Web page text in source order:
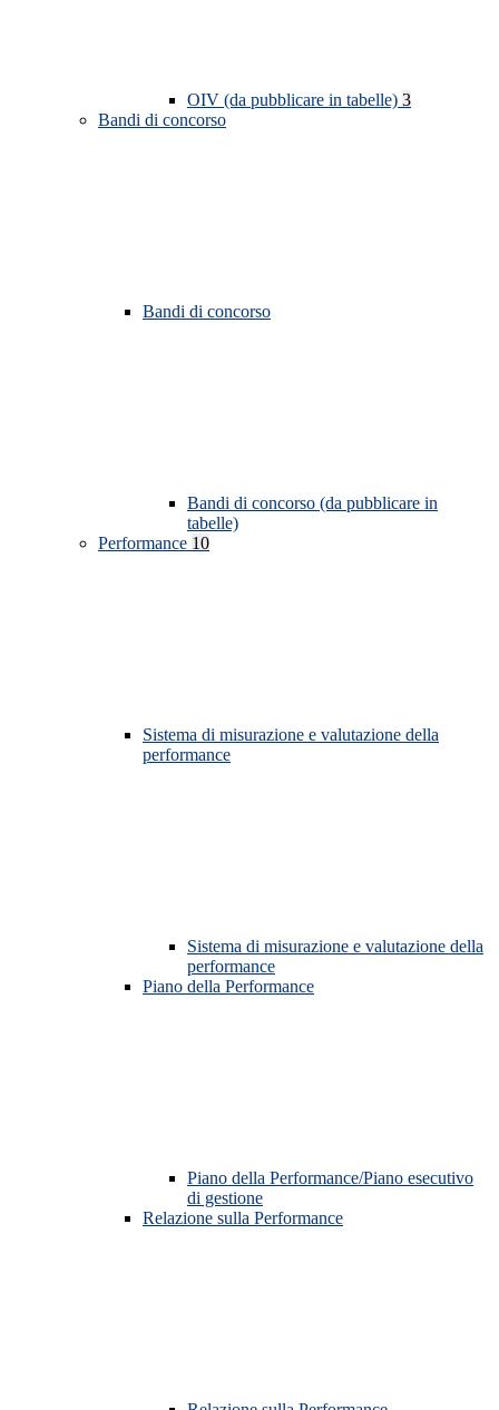
OIV (da pubblicare in tabelle) 3
Bandi di concorso
Bandi di concorso
Bandi di concorso (da pubblicare in
tabelle)
Performance 10
Sistema di misurazione e valutazione della
performance
Sistema di misurazione e valutazione della
performance
Piano della Performance
Piano della Performance/Piano esecutivo
di gestione
Relazione sulla Performance